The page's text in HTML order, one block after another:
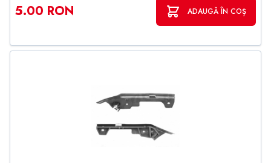
5.00 RON ADAUGĂ ÎN COȘ